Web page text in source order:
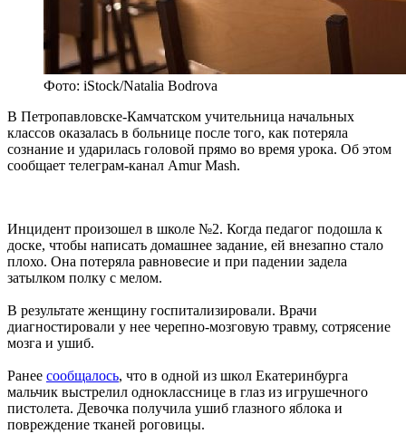
Фото: iStock/Natalia Bodrova
В Петропавловске-Камчатском учительница начальных
классов оказалась в больнице после того, как потеряла
сознание и ударилась головой прямо во время урока. Об этом
сообщает телеграм-канал Amur Mash.
Инцидент произошел в школе №2. Когда педагог подошла к
доске, чтобы написать домашнее задание, ей внезапно стало
плохо. Она потеряла равновесие и при падении задела
затылком полку с мелом.
В результате женщину госпитализировали. Врачи
диагностировали у нее черепно-мозговую травму, сотрясение
мозга и ушиб.
Ранее сообщалось, что в одной из школ Екатеринбурга
мальчик выстрелил однокласснице в глаз из игрушечного
пистолета. Девочка получила ушиб глазного яблока и
повреждение тканей роговицы.